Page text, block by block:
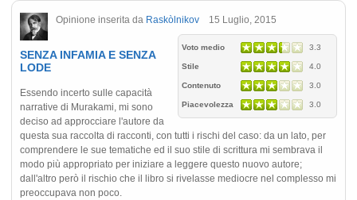
Opinione inserita da Raskòlnikov 15 Luglio, 2015
Voto medio 3.3
Stile 4.0
Contenuto 3.0
Piacevolezza 3.0
SENZA INFAMIA E SENZA
LODE
Essendo incerto sulle capacità
narrative di Murakami, mi sono
deciso ad approcciare l'autore da
questa sua raccolta di racconti, con tutti i rischi del caso: da un lato, per
comprendere le sue tematiche ed il suo stile di scrittura mi sembrava il
modo più appropriato per iniziare a leggere questo nuovo autore;
dall'altro però il rischio che il libro si rivelasse mediocre nel complesso mi
preoccupava non poco.